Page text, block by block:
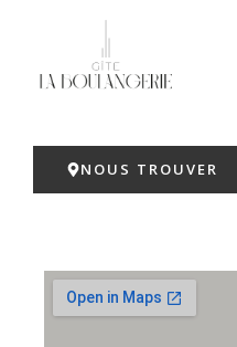
Au coeur de
NOUS TROUVER